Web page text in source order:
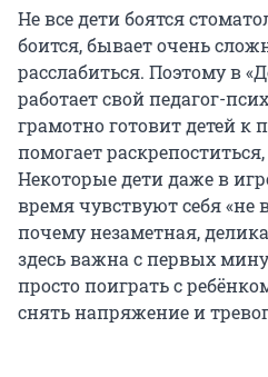
Не все дети боятся
боится, бывает очень
расслабиться. Поэтому в
работает свой педагог-
грамотно готовит детей к
помогает
Некоторые дети даже в
время чувствуют себя «не
почему незаметная,
здесь важна с первых
просто поиграть с
снять напряжение и